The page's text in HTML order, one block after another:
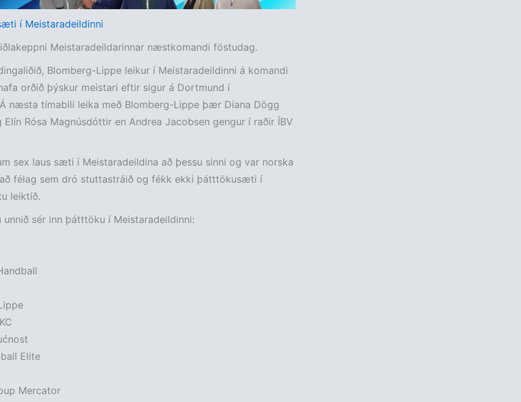
í Meistaradeildinni
Meistaradeildarinnar næstkomandi föstudag.
Blomberg-Lippe leikur í Meistaradeildinni á komandi
orðið þýskur meistari eftir sigur á Dortmund í
næsta tímabili leika með Blomberg-Lippe þær Díana Dögg
Rósa Magnúsdóttir en Andrea Jacobsen gengur í raðir ÍBV
sex laus sæti í Meistaradeildina að þessu sinni og var norska
félag sem dró stuttastráið og fékk ekki þátttökusæti í
leiktíð.
unnið sér inn þátttöku í Meistaradeildinni:
Elite
Mercator